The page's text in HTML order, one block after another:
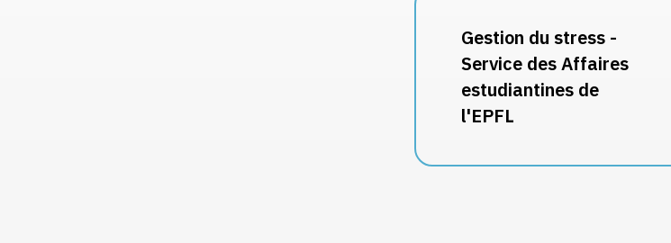
Gestion du stress -
Service des Affaires
estudiantines de
l'EPFL